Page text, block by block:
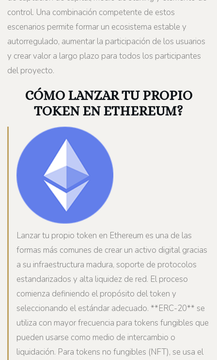
control. Una combinación competente de estos
escenarios permite formar un ecosistema estable y
autorregulado, aumentar la participación de los usuarios
y crear valor a largo plazo para todos los participantes
del proyecto.
CÓMO LANZAR TU PROPIO
TOKEN EN ETHEREUM?
Lanzar tu propio token en Ethereum es una de las
formas más comunes de crear un activo digital gracias
a su infraestructura madura, soporte de protocolos
estandarizados y alta liquidez de red. El proceso
comienza definiendo el propósito del token y
seleccionando el estándar adecuado. **ERC-20** se
utiliza con mayor frecuencia para tokens fungibles que
pueden usarse como medio de intercambio o
liquidación. Para tokens no fungibles (NFT), se usa el